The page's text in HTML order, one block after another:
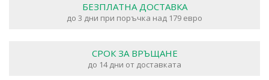
БЕЗПЛАТНА ДОСТАВКА
до 3 дни при поръчка над 179 евро
СРОК ЗА ВРЪЩАНЕ
до 14 дни от доставката